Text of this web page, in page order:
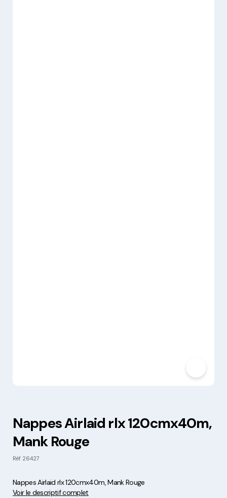
Nappes Airlaid rlx 120cmx40m,
Mank Rouge
Réf 26427
Nappes Airlaid rlx 120cmx40m, Mank Rouge
Voir le descriptif complet